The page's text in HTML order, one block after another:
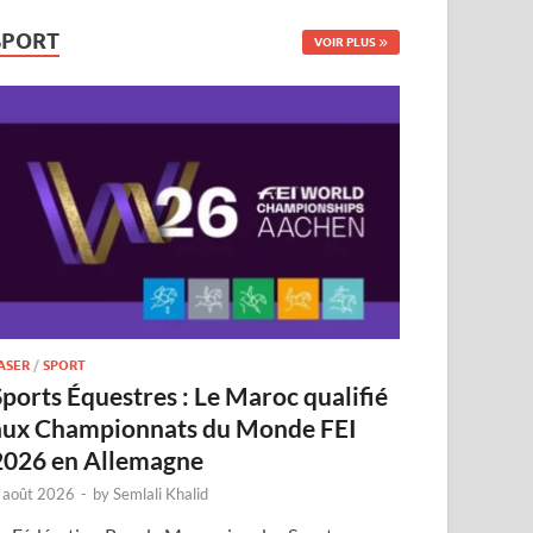
VOIR PLUS
/SPORT
Équestres : Le Maroc qualifié
Championnats du Monde FEI
en Allemagne
2026 - bySemlali Khalid